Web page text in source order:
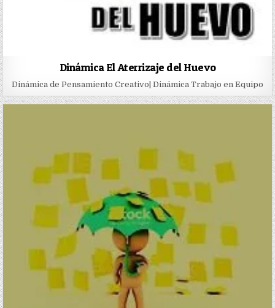
Dinámica El Aterrizaje del Huevo
Dinámica de Pensamiento Creativo| Dinámica Trabajo en Equipo